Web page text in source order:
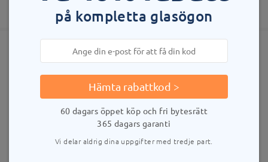
5-7 arbetsdagar uppgifter
5-7 arbetsdagar uppgifter
Levererad
365 dagars garanti
Visa fler
på kompletta glasögon
Hämta rabattkod >
60 dagars öppet köp och fri bytesrätt
365 dagars garanti
Vi delar aldrig dina uppgifter med tredje part.